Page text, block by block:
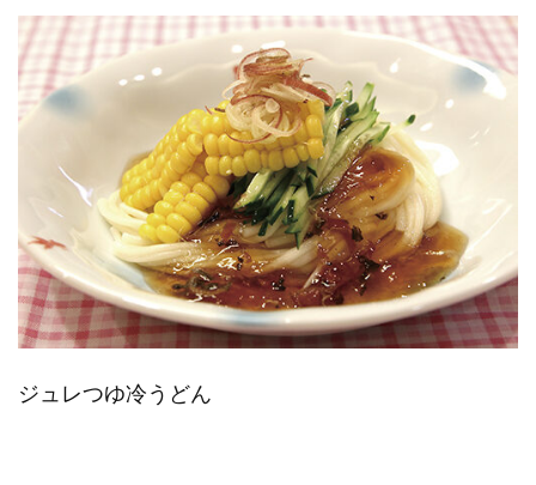
ジュレつゆ冷うどん